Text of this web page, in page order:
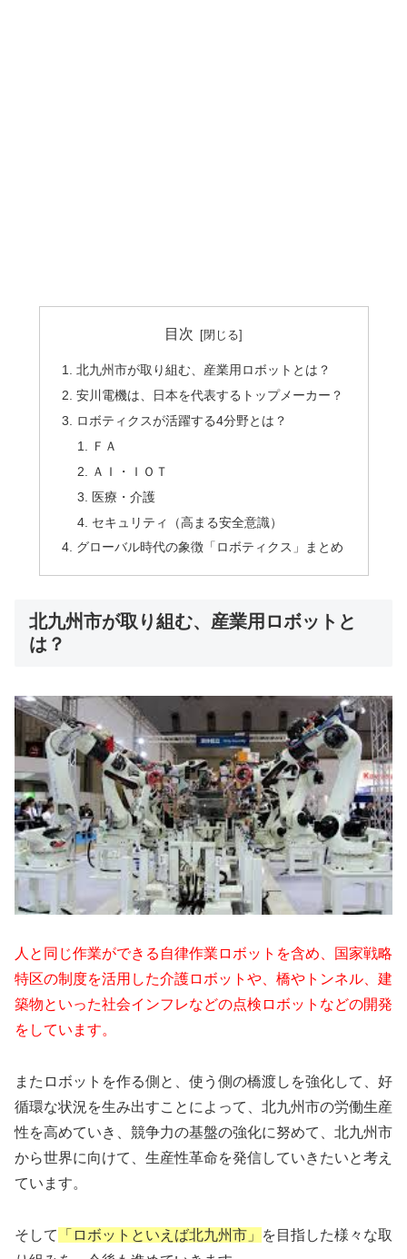
目次
北九州市が取り組む、産業用ロボットとは？
安川電機は、日本を代表するトップメーカー？
ロボティクスが活躍する4分野とは？
ＦＡ
ＡＩ・ＩＯＴ
医療・介護
セキュリティ（高まる安全意識）
グローバル時代の象徴「ロボティクス」まとめ
北九州市が取り組む、産業用ロボットと
は？
人と同じ作業ができる自律作業ロボットを含め、国家戦略
特区の制度を活用した介護ロボットや、橋やトンネル、建
築物といった社会インフレなどの点検ロボットなどの開発
をしています。
またロボットを作る側と、使う側の橋渡しを強化して、好
循環な状況を生み出すことによって、北九州市の労働生産
性を高めていき、競争力の基盤の強化に努めて、北九州市
から世界に向けて、生産性革命を発信していきたいと考え
ています。
そして 「ロボットといえば北九州市」
を目指した様々な取